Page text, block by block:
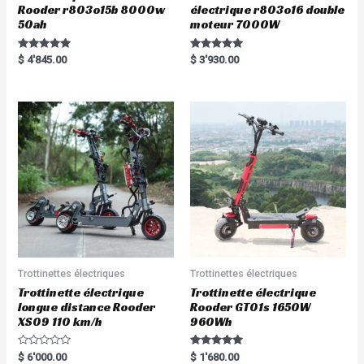
Rooder r803o15b 8000w
50ah
Rated
5.00
$ 4'845.00
électrique r803o16 double
moteur 7000W
Rated
5.00
$ 3'930.00
Trottinettes électriques
Trottinette électrique
longue distance Rooder
XS09 110 km/h
R
$ 6'000.00
Trottinettes électriques
Trottinette électrique
Rooder GT01s 1650W
960Wh
Rated
$ 1'680.00